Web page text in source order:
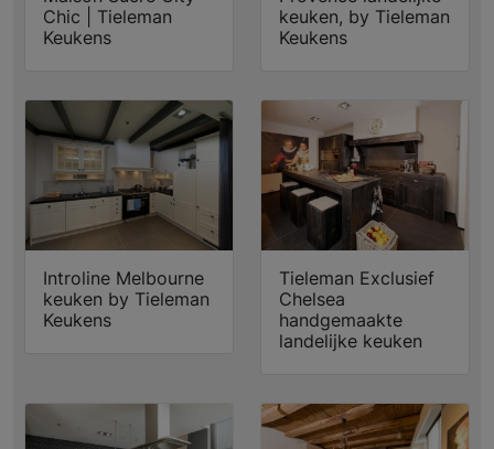
Chic | Tieleman
Keukens
keuken, by Tieleman
Keukens
Introline Melbourne
keuken by Tieleman
Keukens
Tieleman Exclusief
Chelsea
handgemaakte
landelijke keuken